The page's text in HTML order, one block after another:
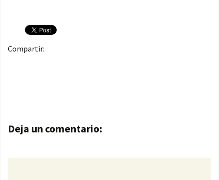
Compartir:
Navegación de entradas
Deja un comentario: